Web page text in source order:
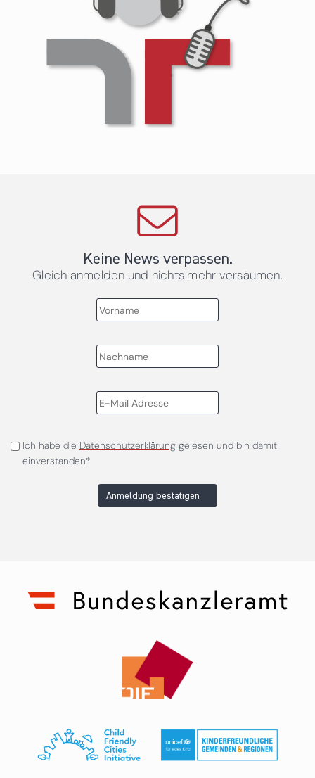
Keine News verpassen.
Gleich anmelden und nichts mehr versäumen.
Ich habe die Datenschutzerklärunggelesen und bin damit
einverstanden*
Anmeldung bestätigen